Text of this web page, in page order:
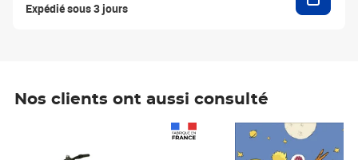
Expédié sous 3 jours
Nos clients ont aussi consulté
Prix 7,50€